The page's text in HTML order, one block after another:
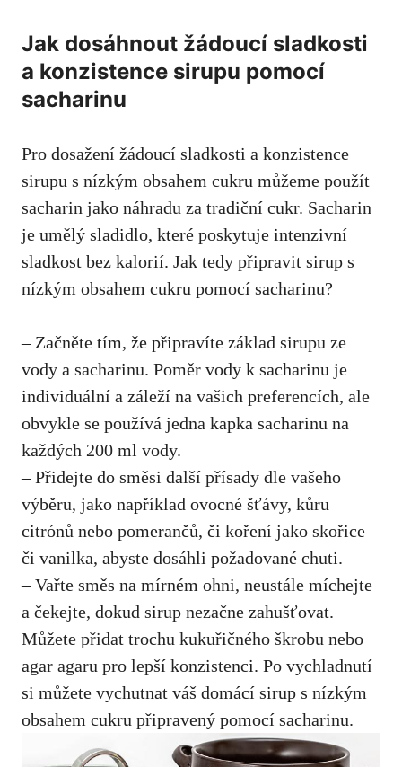
Jak⁢ dosáhnout ‌žádoucí​ sladkosti
a konzistence sirupu pomocí
sacharinu
Pro dosažení žádoucí sladkosti a konzistence⁣
sirupu s nízkým obsahem cukru můžeme použít
sacharin‌ jako‌ náhradu za tradiční cukr. Sacharin
je⁣ umělý sladidlo, které poskytuje intenzivní‌
sladkost ‌bez​ kalorií. Jak⁢ tedy připravit sirup⁢ s​
nízkým obsahem ​cukru pomocí sacharinu?
– Začněte tím,⁢ že připravíte základ sirupu ze
vody a sacharinu.​ Poměr vody k ​sacharinu⁢ je
individuální a záleží na⁣ vašich preferencích, ale‌
obvykle se používá jedna kapka sacharinu na
každých⁢ 200 ml vody.
– Přidejte do směsi další přísady dle vašeho
výběru, jako například ovocné šťávy, kůru
citrónů​ nebo pomerančů, ‌či koření‍ jako skořice⁤
či vanilka, ⁢abyste ‌dosáhli požadované chuti.
– Vařte směs na mírném ohni, neustále ⁣míchejte
a čekejte, dokud sirup nezačne‌ zahušťovat.
Můžete přidat trochu kukuřičného škrobu nebo
agar agaru pro lepší konzistenci. Po⁤ vychladnutí
si můžete ⁣vychutnat⁤ váš‍ domácí sirup s⁤ nízkým
obsahem cukru připravený ⁤pomocí⁢ sacharinu.